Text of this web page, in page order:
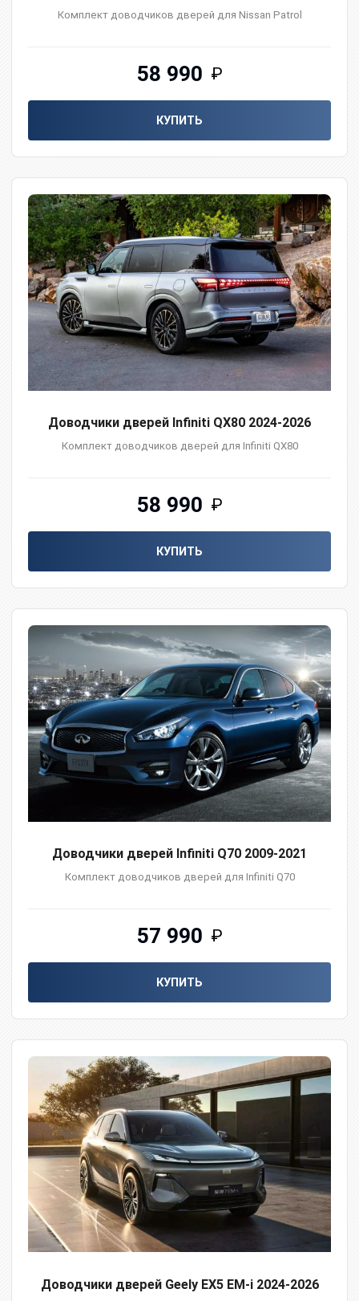
Комплект доводчиков дверей для Nissan Patrol
58 990 ₽
КУПИТЬ
Доводчики дверей Infiniti QX80 2024-2026
Комплект доводчиков дверей для Infiniti QX80
58 990 ₽
КУПИТЬ
Доводчики дверей Infiniti Q70 2009-2021
Комплект доводчиков дверей для Infiniti Q70
57 990 ₽
КУПИТЬ
Доводчики дверей Geely EX5 EM-i 2024-2026